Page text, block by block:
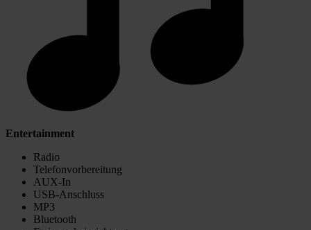
Entertainment
Radio
Telefonvorbereitung
AUX-In
USB-Anschluss
MP3
Bluetooth